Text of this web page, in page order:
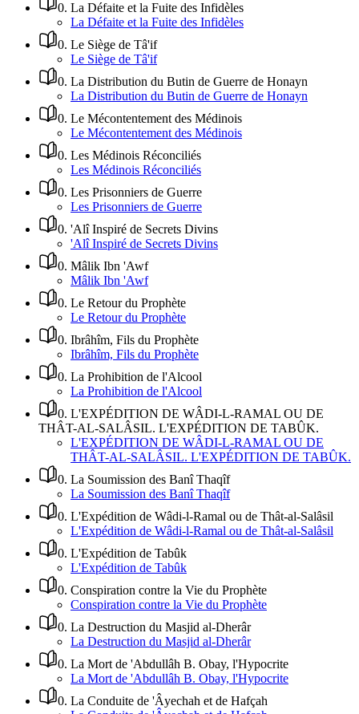
0. La Défaite et la Fuite des Infidèles
La Défaite et la Fuite des Infidèles
0. Le Siège de Tâ'if
Le Siège de Tâ'if
0. La Distribution du Butin de Guerre de Honayn
La Distribution du Butin de Guerre de Honayn
0. Le Mécontentement des Médinois
Le Mécontentement des Médinois
0. Les Médinois Réconciliés
Les Médinois Réconciliés
0. Les Prisonniers de Guerre
Les Prisonniers de Guerre
0. 'Alî Inspiré de Secrets Divins
'Alî Inspiré de Secrets Divins
0. Mâlik Ibn 'Awf
Mâlik Ibn 'Awf
0. Le Retour du Prophète
Le Retour du Prophète
0. Ibrâhîm, Fils du Prophète
Ibrâhîm, Fils du Prophète
0. La Prohibition de l'Alcool
La Prohibition de l'Alcool
0. L'EXPÉDITION DE WÂDI-L-RAMAL OU DE
THÂT-AL-SALÂSIL. L'EXPÉDITION DE TABÛK.
L'EXPÉDITION DE WÂDI-L-RAMAL OU DE
THÂT-AL-SALÂSIL. L'EXPÉDITION DE TABÛK.
0. La Soumission des Banî Thaqîf
La Soumission des Banî Thaqîf
0. L'Expédition de Wâdi-l-Ramal ou de Thât-al-Salâsil
L'Expédition de Wâdi-l-Ramal ou de Thât-al-Salâsil
0. L'Expédition de Tabûk
L'Expédition de Tabûk
0. Conspiration contre la Vie du Prophète
Conspiration contre la Vie du Prophète
0. La Destruction du Masjid al-Dherâr
La Destruction du Masjid al-Dherâr
0. La Mort de 'Abdullâh B. Obay, l'Hypocrite
La Mort de 'Abdullâh B. Obay, l'Hypocrite
0. La Conduite de 'Âyechah et de Hafçah